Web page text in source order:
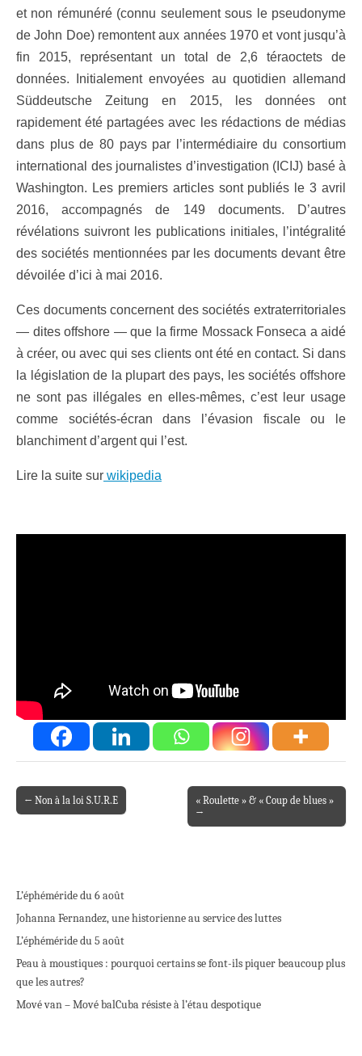
et non rémunéré (connu seulement sous le pseudonyme
de John Doe) remontent aux années 1970 et vont jusqu’à
fin 2015, représentant un total de 2,6 téraoctets de
données. Initialement envoyées au quotidien allemand
Süddeutsche Zeitung en 2015, les données ont
rapidement été partagées avec les rédactions de médias
dans plus de 80 pays par l’intermédiaire du consortium
international des journalistes d’investigation (ICIJ) basé à
Washington. Les premiers articles sont publiés le 3 avril
2016, accompagnés de 149 documents. D’autres
révélations suivront les publications initiales, l’intégralité
des sociétés mentionnées par les documents devant être
dévoilée d’ici à mai 2016.
Ces documents concernent des sociétés extraterritoriales
— dites offshore — que la firme Mossack Fonseca a aidé
à créer, ou avec qui ses clients ont été en contact. Si dans
la législation de la plupart des pays, les sociétés offshore
ne sont pas illégales en elles-mêmes, c’est leur usage
comme sociétés-écran dans l’évasion fiscale ou le
blanchiment d’argent qui l’est.
Lire la suite sur wikipedia
Post navigation
← Non à la loi S.U.R.E
« Roulette » & « Coup de blues »
→
L’éphéméride du 6 août
Johanna Fernandez, une historienne au service des luttes
L’éphéméride du 5 août
Peau à moustiques : pourquoi certains se font-ils piquer beaucoup plus
que les autres?
Mové van – Mové balCuba résiste à l’étau despotique